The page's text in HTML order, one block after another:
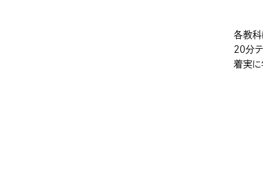
各教科
20分テ
着実に